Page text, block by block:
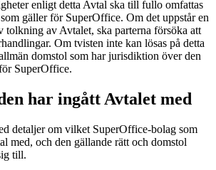
enligt detta Avtal ska till fullo omfattas
gäller för SuperOffice. Om det uppstår en
tolkning av Avtalet, ska parterna försöka att
Om tvisten inte kan lösas på detta
domstol som har jurisdiktion över den
SuperOffice.
har ingått Avtalet med
detaljer om vilket SuperOffice-bolag som
med, och den gällande rätt och domstol
till.